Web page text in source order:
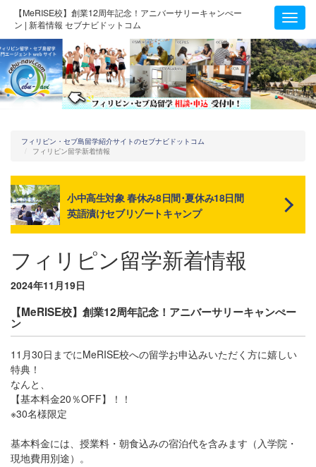
【MeRISE校】創業12周年記念！アニバーサリーキャンぺー
ン | 新着情報 セブナビドットコム
フィリピン・セブ島留学紹介サイトのセブナビドットコム
フィリピン留学新着情報
小中高生対象 春休み8日間･夏休み18日間
英語漬けセブリゾートキャンプ
フィリピン留学新着情報
2024年11月19日
【MeRISE校】創業12周年記念！アニバーサリーキャンぺー
ン
11月30日までにMeRISE校への留学お申込みいただく方に嬉しい
特典！
なんと、
【基本料金20％OFF】！！
※30名様限定
基本料金には、授業料・朝食込みの宿泊代を含みます（入学院・
現地費用別途）。